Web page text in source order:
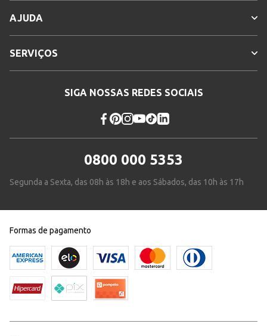
AJUDA
SERVIÇOS
SIGA NOSSAS REDES SOCIAIS
0800 000 5353
Segunda a Sexta, das 08h às 18h e aos Sábados, das 10h às 17h
Formas de pagamento